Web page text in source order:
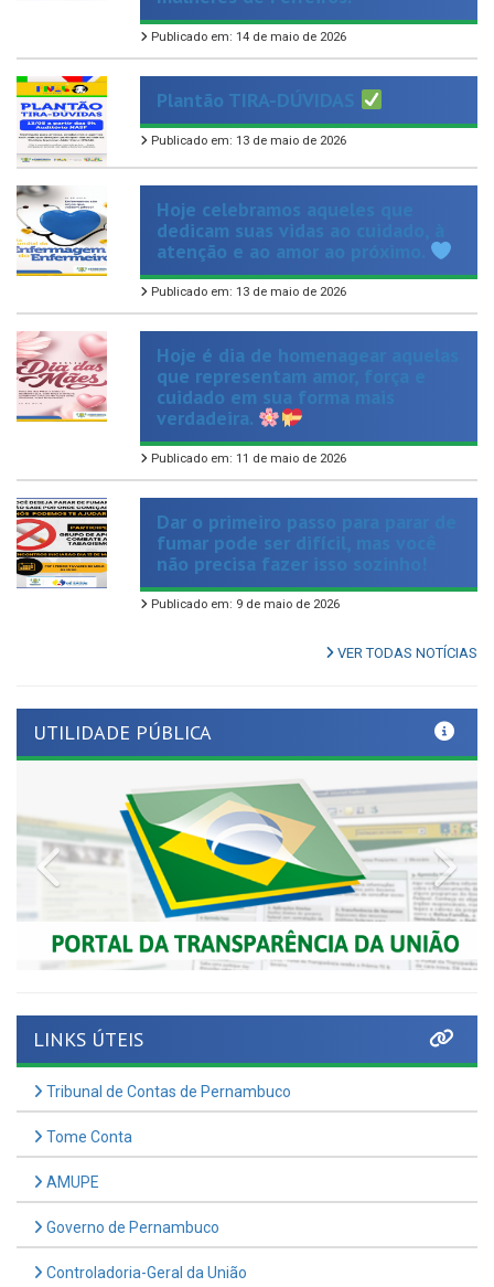
Plantão TIRA-DÚVIDAS
Publicado em: 13 de maio de 2026
Hoje celebramos aqueles que
dedicam suas vidas ao cuidado, à
atenção e ao amor ao próximo.
Publicado em: 13 de maio de 2026
Hoje é dia de homenagear aquelas
que representam amor, força e
cuidado em sua forma mais
verdadeira.
Publicado em: 11 de maio de 2026
Dar o primeiro passo para parar de
fumar pode ser difícil, mas você
não precisa fazer isso sozinho!
Publicado em: 9 de maio de 2026
VER TODAS NOTÍCIAS
Previous
Tribunal de Contas de Pernambuco
Tome Conta
AMUPE
Governo de Pernambuco
Controladoria-Geral da União
Confederação Nacional de Municípios - CNM